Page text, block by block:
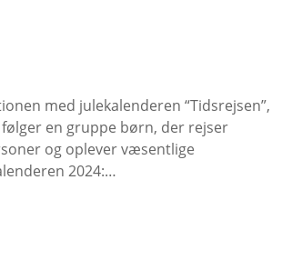
med julekalenderen “Tidsrejsen”,
en gruppe børn, der rejser
og oplever væsentlige
2024:…